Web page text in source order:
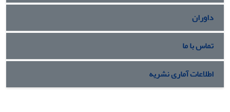
داوران
تماس با ما
اطلاعات آماری نشریه